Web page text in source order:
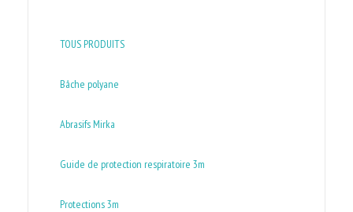
TOUS PRODUITS
Bâche polyane
Abrasifs Mirka
Guide de protection respiratoire 3m
Protections 3m